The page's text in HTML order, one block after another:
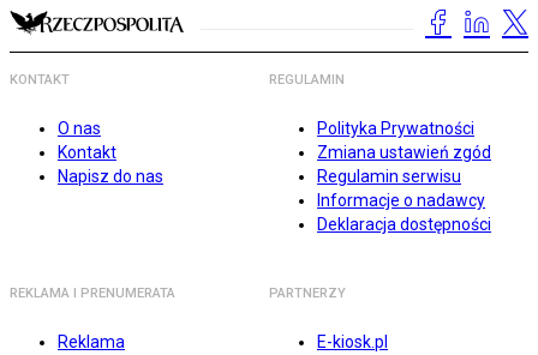
KONTAKT
O nas
Kontakt
Napisz do nas
REGULAMIN
Polityka Prywatności
Zmiana ustawień zgód
Regulamin serwisu
Informacje o nadawcy
Deklaracja dostępności
REKLAMA I PRENUMERATA
Reklama
PARTNERZY
E-kiosk.pl